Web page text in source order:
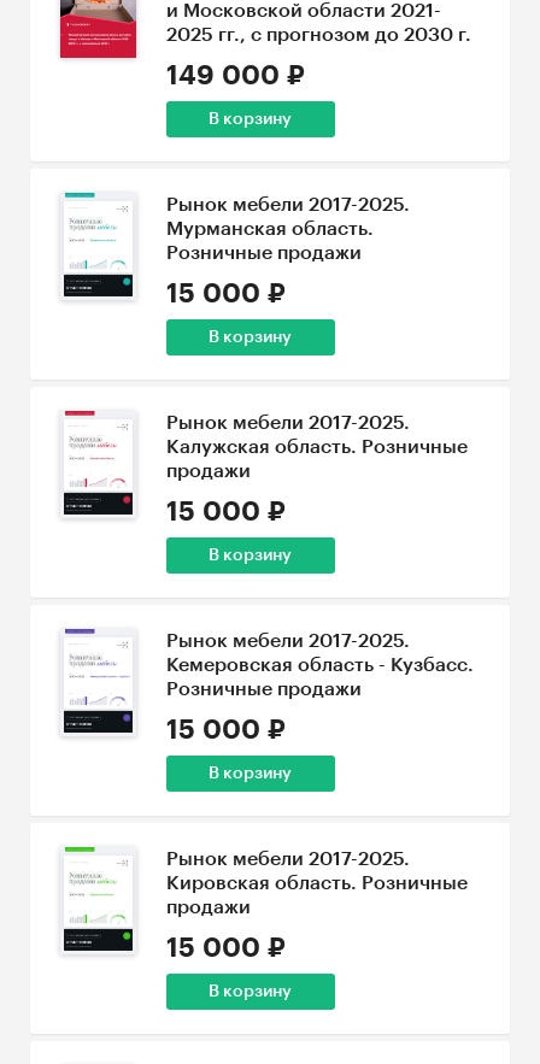
и Московской области 2021-
2025 гг., с прогнозом до 2030 г.
149 000 ₽
В корзину
Рынок мебели 2017-2025.
Мурманская область.
Розничные продажи
15 000 ₽
В корзину
Рынок мебели 2017-2025.
Калужская область. Розничные
продажи
15 000 ₽
В корзину
Рынок мебели 2017-2025.
Кемеровская область - Кузбасс.
Розничные продажи
15 000 ₽
В корзину
Рынок мебели 2017-2025.
Кировская область. Розничные
продажи
15 000 ₽
В корзину